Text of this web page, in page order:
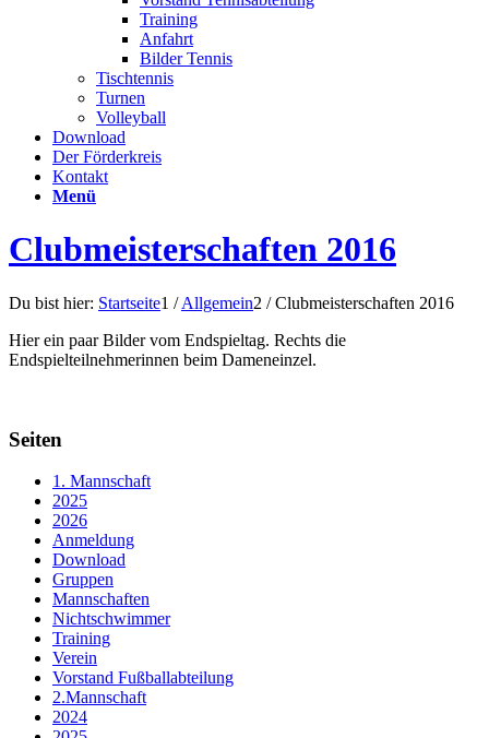
Training
Anfahrt
Bilder Tennis
Tischtennis
Turnen
Volleyball
Download
Der Förderkreis
Kontakt
Menü
Clubmeisterschaften 2016
Du bist hier: Startseite1 / Allgemein2 / Clubmeisterschaften 2016
Hier ein paar Bilder vom Endspieltag. Rechts die
Endspielteilnehmerinnen beim Dameneinzel.
Seiten
1. Mannschaft
2025
2026
Anmeldung
Download
Gruppen
Mannschaften
Nichtschwimmer
Training
Verein
Vorstand Fußballabteilung
2.Mannschaft
2024